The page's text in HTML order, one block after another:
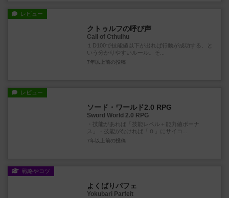
レビュー
クトゥルフの呼び声
Call of Cthulhu
１D100で技能値以下が出れば行動が成功する、と
いう分かりやすいルール。そ...
7年以上前 の投稿
レビュー
ソード・ワールド2.0 RPG
Sword World 2.0 RPG
・技能があれば「技能レベル＋能力値ボーナ
ス」・技能がなければ「０」にサイコ...
7年以上前 の投稿
戦略やコツ
よくばりパフェ
Yokubari Parfeit